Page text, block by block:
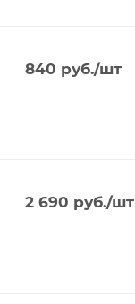
840 руб./шт
2 690 руб./шт